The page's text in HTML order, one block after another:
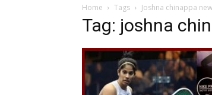
Home Tags Joshna chinappa
Tag: joshna